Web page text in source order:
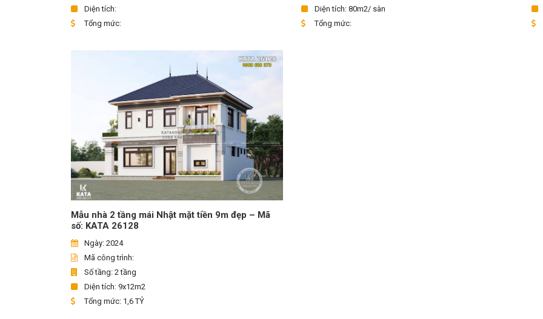
Diện tích:
Tổng mức:
Diện tích: 80m2/ sàn
Tổng mức:
Mẫu nhà 2 tầng mái Nhật mặt tiền 9m đẹp – Mã
số: KATA 26128
Ngày: 2024
Mã công trình:
Số tầng: 2 tầng
Diện tích: 9x12m2
Tổng mức: 1,6 TỶ